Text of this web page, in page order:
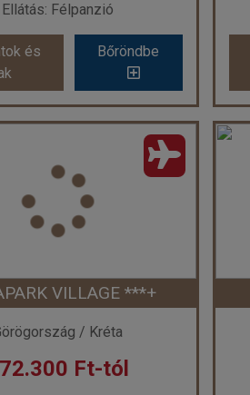
és
Bőröndbe
Ellátás: Félpanzió
és
Bőröndbe
BEACH HOTEL ***
Görögország
Kokkini Hani
módja:
Repülővel
Ellátás:
Félpanzió
Hotel ***
259.139 Ft-tól
VILLAGE ***+
/ Kréta
Ft-tól